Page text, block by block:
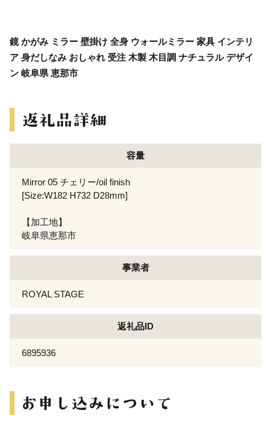
鏡 かがみ ミラー 壁掛け 全身 ウォールミラー 家具 インテリ
ア 身だしなみ おしゃれ 受注 木製 木目調 ナチュラル デザイ
ン 岐阜県 恵那市
容量
Mirror 05 チェリー/oil finish
[Size:W182 H732 D28mm]
【加工地】
岐阜県恵那市
事業者
ROYAL STAGE
返礼品ID
6895936